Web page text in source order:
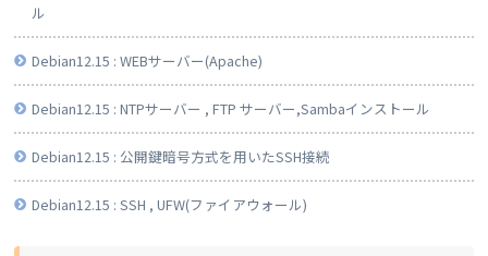
ル
Debian12.15 : WEBサーバー(Apache)
Debian12.15 : NTPサーバー , FTP サーバー,Sambaインストール
Debian12.15 : 公開鍵暗号方式を用いたSSH接続
Debian12.15 : SSH , UFW(ファイアウォール)